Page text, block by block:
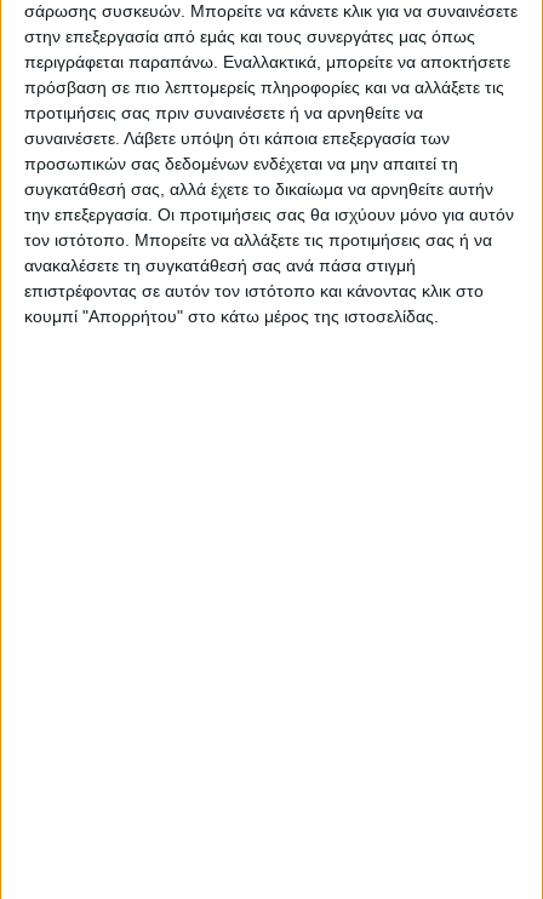
σάρωσης συσκευών. Μπορείτε να κάνετε κλικ για να συναινέσετε
στην επεξεργασία από εμάς και τους συνεργάτες μας όπως
περιγράφεται παραπάνω. Εναλλακτικά, μπορείτε να αποκτήσετε
πρόσβαση σε πιο λεπτομερείς πληροφορίες και να αλλάξετε τις
προτιμήσεις σας πριν συναινέσετε ή να αρνηθείτε να
συναινέσετε. Λάβετε υπόψη ότι κάποια επεξεργασία των
προσωπικών σας δεδομένων ενδέχεται να μην απαιτεί τη
συγκατάθεσή σας, αλλά έχετε το δικαίωμα να αρνηθείτε αυτήν
την επεξεργασία. Οι προτιμήσεις σας θα ισχύουν μόνο για αυτόν
τον ιστότοπο. Μπορείτε να αλλάξετε τις προτιμήσεις σας ή να
ανακαλέσετε τη συγκατάθεσή σας ανά πάσα στιγμή
επιστρέφοντας σε αυτόν τον ιστότοπο και κάνοντας κλικ στο
κουμπί "Απορρήτου" στο κάτω μέρος της ιστοσελίδας.
ΠΑΡΟΜΟΙΑ ΑΡΘΡΑ